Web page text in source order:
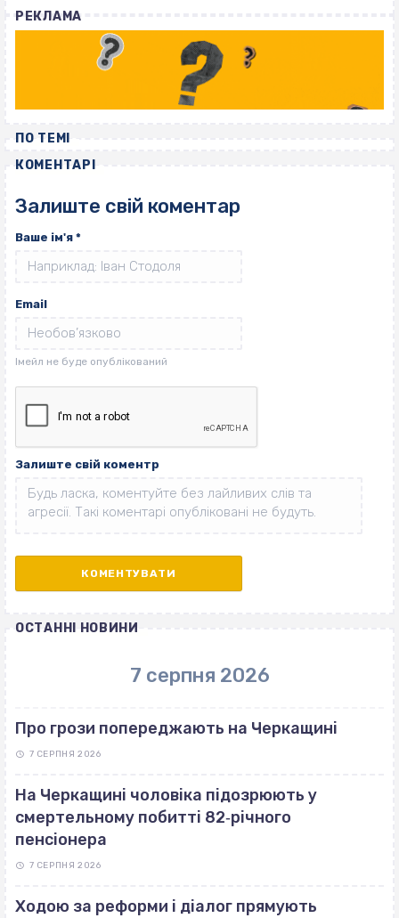
РЕКЛАМА
ПО ТЕМІ
КОМЕНТАРІ
Залиште свій коментар
Ваше ім'я *
Email
Залиште свій коментр
ОСТАННІ НОВИНИ
7 серпня 2026
Про грози попереджають на Черкащині
7 СЕРПНЯ 2026
На Черкащині чоловіка підозрюють у
смертельному побитті 82‐річного
пенсіонера
7 СЕРПНЯ 2026
Ходою за реформи і діалог прямують